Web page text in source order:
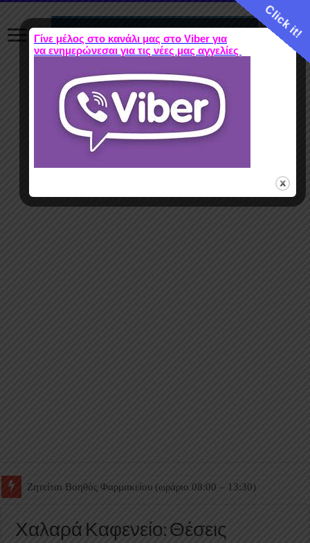
Ζητείται Βοηθός Θαλάμου
Χαλαρά Καφενείο: Θέσεις
Click it!
Γίνε μέλος στο κανάλι μας στο Viber για
να ενημερώνεσαι για τις νέες μας αγγελίες